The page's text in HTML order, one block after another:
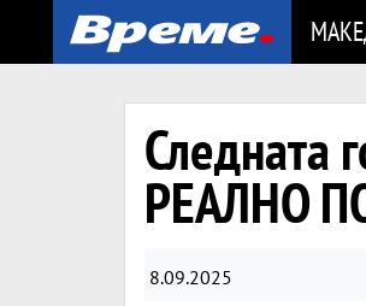
Следната
РЕАЛНО
8.09.2025